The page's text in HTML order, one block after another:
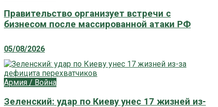
Правительство организует встречи с
бизнесом после массированной атаки РФ
05/08/2026
Армия / Война
Зеленский: удар по Киеву унес 17 жизней из-